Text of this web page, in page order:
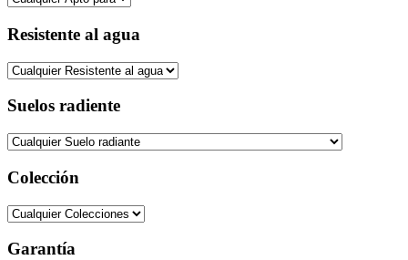
Resistente al agua
Suelos radiente
Colección
Garantía